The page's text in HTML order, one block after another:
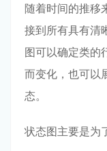
随着时间的推移
接到所有具有清
图可以确定类的
而变化，也可以
态。
状态图主要是为